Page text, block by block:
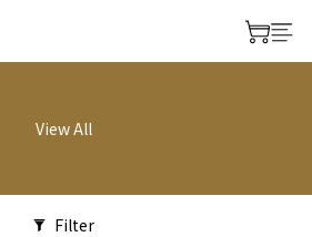
View All
Filter